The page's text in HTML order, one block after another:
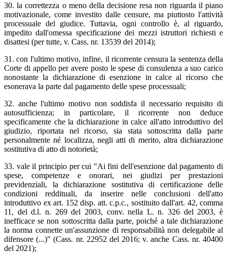
30. la correttezza o meno della decisione resa non riguarda il piano
motivazionale, come investito dalle censure, ma piuttosto l'attività
processuale del giudice. Tuttavia, ogni controllo è, al riguardo,
impedito dall'omessa specificazione dei mezzi istruttori richiesti e
disattesi (per tutte, v. Cass. nr. 13539 del 2014);
31. con l'ultimo motivo, infine, il ricorrente censura la sentenza della
Corte di appello per avere posto le spese di consulenza a suo carico
nonostante la dichiarazione di esenzione in calce al ricorso che
esonerava la parte dal pagamento delle spese processuali;
32. anche l'ultimo motivo non soddisfa il necessario requisito di
autosufficienza; in particolare, il ricorrente non deduce
specificamente che la dichiarazione in calce all'atto introduttivo del
giudizio, riportata nel ricorso, sia stata sottoscritta dalla parte
personalmente né localizza, negli atti di merito, altra dichiarazione
sostitutiva di atto di notorietà;
33. vale il principio per cui "Ai fini dell'esenzione dal pagamento di
spese, competenze e onorari, nei giudizi per prestazioni
previdenziali, la dichiarazione sostitutiva di certificazione delle
condizioni reddituali, da inserire nelle conclusioni dell'atto
introduttivo ex art. 152 disp. att. c.p.c., sostituito dall'art. 42, comma
11, del d.l. n. 269 del 2003, conv. nella L. n. 326 del 2003, è
inefficace se non sottoscritta dalla parte, poiché a tale dichiarazione
la norma connette un'assunzione di responsabilità non delegabile al
difensore (...)" (Cass. nr. 22952 del 2016; v. anche Cass. nr. 40400
del 2021);